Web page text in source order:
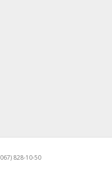
828-10-50